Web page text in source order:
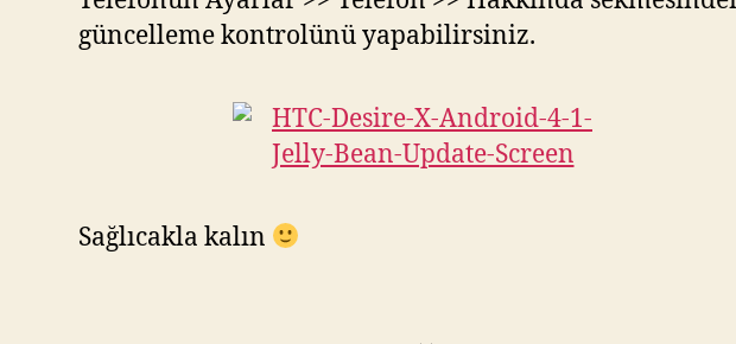
güncelleme kontrolünü yapabilirsiniz.
Sağlıcakla kalın